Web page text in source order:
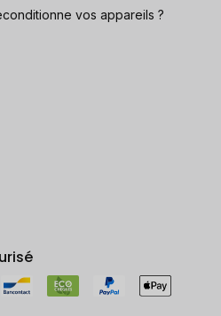
vos appareils ?